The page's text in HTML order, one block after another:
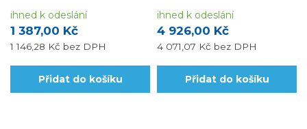
1 387,00 Kč
1 146,28 Kč bez DPH
ihned k odeslání
Přidat do košíku
4 926,00 Kč
4 071,07 Kč bez DPH
ihned k odeslání
Přidat do košíku